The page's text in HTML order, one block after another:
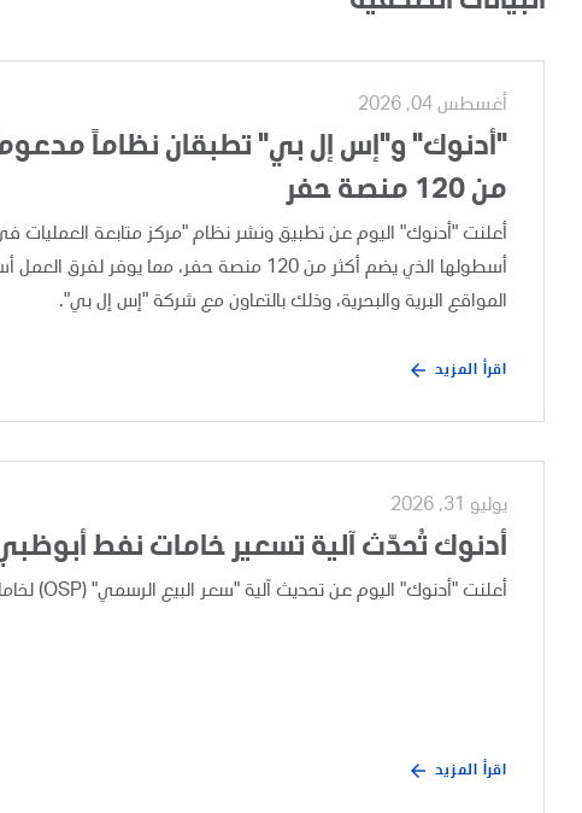
أغسطس 04, 2026
"أدنوك" و"إس إل بي" تطبقان نظاماً مدعوماً
من 120 منصة حفر
أسطولها الذي يضم أكثر من 120 منصة حفر، مما
المواقع البرية والبحرية، وذلك بالتعاون مع شركة "إس إل بي".
اقرأ المزيد
يوليو 31, 2026
أدنوك تُحدّث آلية تسعير خامات نفط
أعلنت "أدنوك" اليوم عن تحديث آلية "سعر البيع الرسمي" (OSP) لخامات نفط أبوظبي، وذلك بعد إجراء مراجعة تجارية دورية.
اقرأ المزيد